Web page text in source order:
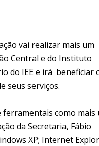
vai realizar mais um
Central e do Instituto
do IEE e irá beneficiar
seus serviços.
como mais
da Secretaria, Fábio
XP; Internet